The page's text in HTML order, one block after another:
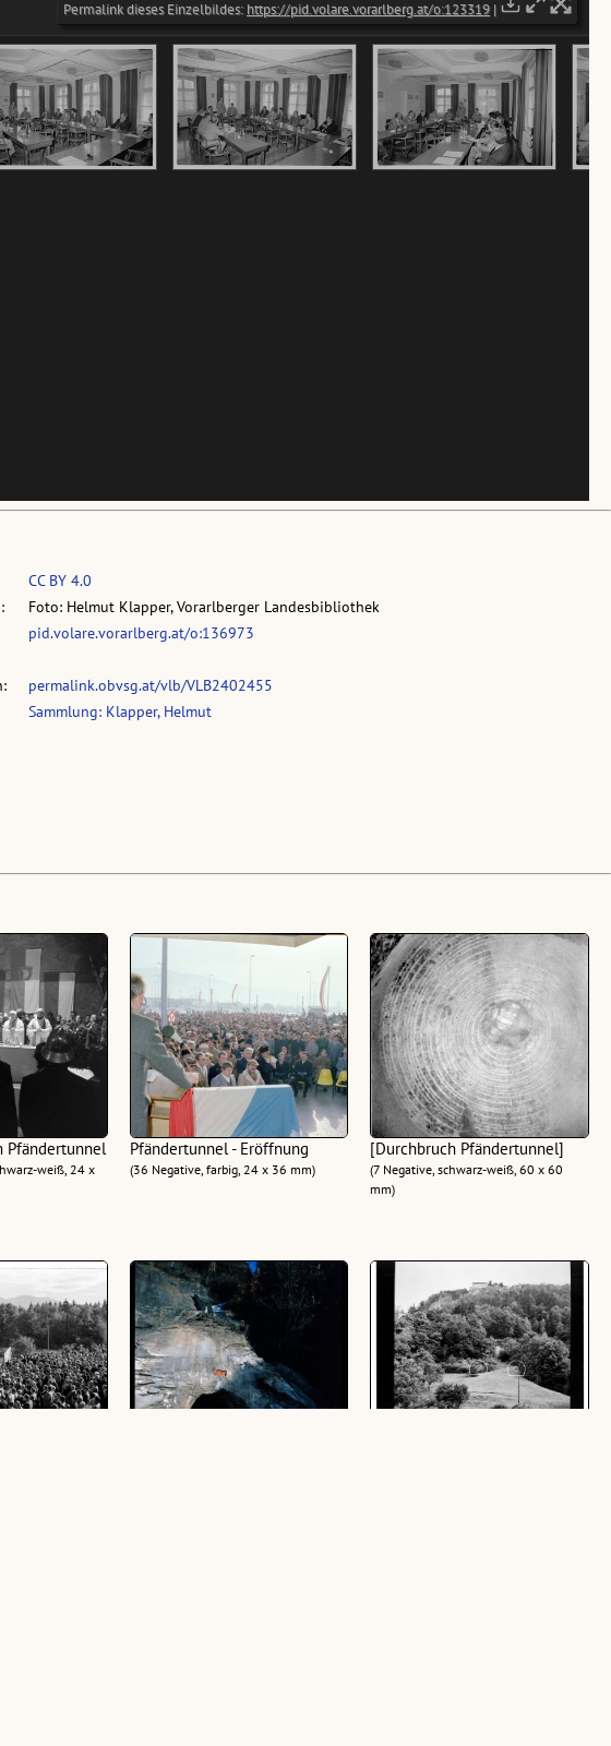
CC BY 4.0
Foto: Helmut Klapper, Vorarlberger Landesbibliothek
pid.volare.vorarlberg.at/o:136973
permalink.obvsg.at/vlb/VLB2402455
Sammlung: Klapper, Helmut
Pfändertunnel
weiß, 24 x
Pfändertunnel - Eröffnung
(36 Negative, farbig, 24 x 36 mm)
[Durchbruch Pfändertunnel]
(7 Negative, schwarz-weiß, 60 x 60
mm)